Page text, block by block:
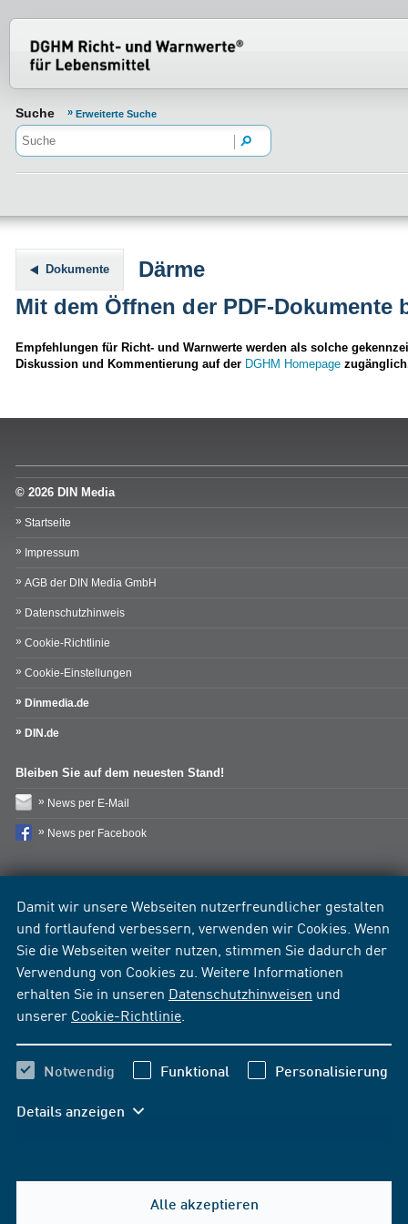
Damit wir unsere Webseiten nutzerfreundlicher gestalten
und fortlaufend verbessern, verwenden wir Cookies. Wenn
Sie die Webseiten weiter nutzen, stimmen Sie dadurch der
Verwendung von Cookies zu. Weitere Informationen
erhalten Sie in unseren Datenschutzhinweisen und
unserer Cookie-Richtlinie
Notwendig Funktional Personalisierung
Details anzeigen
Alle akzeptieren
Suche Erweiterte Suche
Dokumente
Därme
Mit dem Öffnen der PDF-
Empfehlungen für Richt- und Warnwerte werden als solche
Diskussion und Kommentierung auf der DGHM Homepage
© 2026 DIN Media
Startseite
Impressum
AGB der DIN Media GmbH
Datenschutzhinweis
Cookie-Richtlinie
Cookie-Einstellungen
Dinmedia.de
DIN.de
Bleiben Sie auf dem neuesten Stand!
News per E-Mail
News per Facebook